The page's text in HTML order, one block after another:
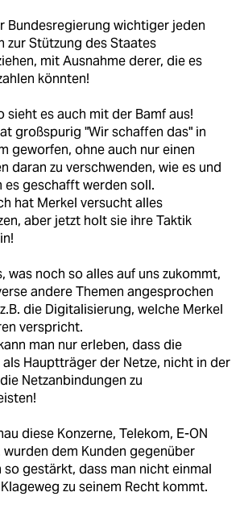
Bundesregierung wichtiger jeden
zur Stützung des Staates
mit Ausnahme derer, die es
könnten!
sieht es auch mit der Bamf aus!
großspurig "Wir schaffen das" in
geworfen, ohne auch nur einen
daran zu verschwenden, wie es und
es geschafft werden soll.
hat Merkel versucht alles
aber jetzt holt sie ihre Taktik
was noch so alles auf uns zukommt,
andere Themen angesprochen
die Digitalisierung, welche Merkel
verspricht.
man nur erleben, dass die
als Hauptträger der Netze, nicht in der
Netzanbindungen zu
diese Konzerne, Telekom, E-ON
wurden dem Kunden gegenüber
gestärkt, dass man nicht einmal
zu seinem Recht kommt.